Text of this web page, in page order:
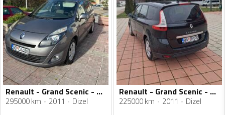
Renault - Grand Scenic - 1.5 dci
295000 km 2011 Dizel
Renault - Grand Scenic - 1.5 dci
225000 km 2011 Dizel